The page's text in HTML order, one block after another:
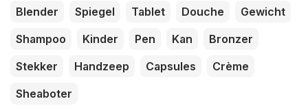
Blender Spiegel Tablet Douche
Gewicht
Shampoo
Kinder Pen Kan
Bronzer
Stekker
Handzeep Capsules
Crème
Sheaboter